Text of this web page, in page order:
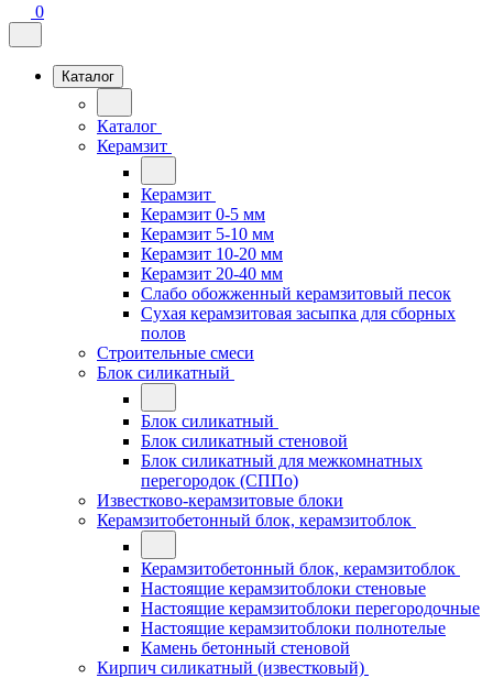
0
Каталог
Каталог
Керамзит
Керамзит
Керамзит 0-5 мм
Керамзит 5-10 мм
Керамзит 10-20 мм
Керамзит 20-40 мм
Слабо обожженный керамзитовый песок
Сухая керамзитовая засыпка для сборных
полов
Строительные смеси
Блок силикатный
Блок силикатный
Блок силикатный стеновой
Блок силикатный для межкомнатных
перегородок (СППо)
Известково-керамзитовые блоки
Керамзитобетонный блок, керамзитоблок
Керамзитобетонный блок, керамзитоблок
Настоящие керамзитоблоки стеновые
Настоящие керамзитоблоки перегородочные
Настоящие керамзитоблоки полнотелые
Камень бетонный стеновой
Кирпич силикатный (известковый)